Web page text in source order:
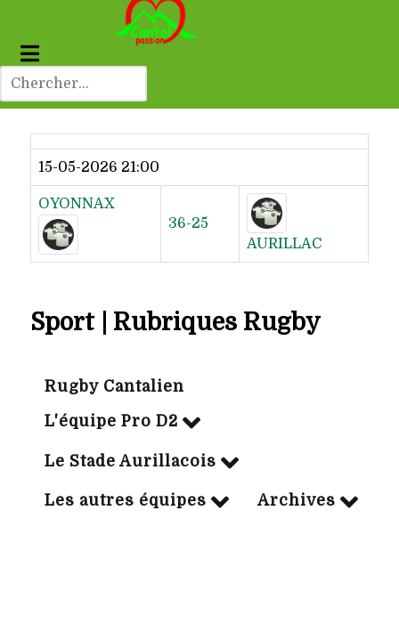
Dernier résultat
15-05-2026 21:00
OYONNAX
36-25
AURILLAC
Sport | Rubriques Rugby
Rugby Cantalien
L'équipe Pro D2
Le Stade Aurillacois
Les autres équipes Archives